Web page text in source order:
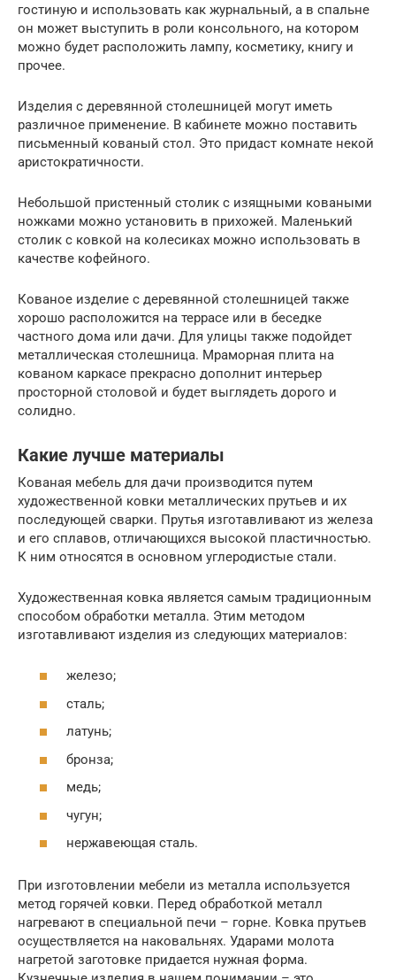
гостиную и использовать как журнальный, а в спальне
он может выступить в роли консольного, на котором
можно будет расположить лампу, косметику, книгу и
прочее.
Изделия с деревянной столешницей могут иметь
различное применение. В кабинете можно поставить
письменный кованый стол. Это придаст комнате некой
аристократичности.
Небольшой пристенный столик с изящными коваными
ножками можно установить в прихожей. Маленький
столик с ковкой на колесиках можно использовать в
качестве кофейного.
Кованое изделие с деревянной столешницей также
хорошо расположится на террасе или в беседке
частного дома или дачи. Для улицы также подойдет
металлическая столешница. Мраморная плита на
кованом каркасе прекрасно дополнит интерьер
просторной столовой и будет выглядеть дорого и
солидно.
Какие лучше материалы
Кованая мебель для дачи производится путем
художественной ковки металлических прутьев и их
последующей сварки. Прутья изготавливают из железа
и его сплавов, отличающихся высокой пластичностью.
К ним относятся в основном углеродистые стали.
Художественная ковка является самым традиционным
способом обработки металла. Этим методом
изготавливают изделия из следующих материалов:
железо;
сталь;
латунь;
бронза;
медь;
чугун;
нержавеющая сталь.
При изготовлении мебели из металла используется
метод горячей ковки. Перед обработкой металл
нагревают в специальной печи – горне. Ковка прутьев
осуществляется на наковальнях. Ударами молота
нагретой заготовке придается нужная форма.